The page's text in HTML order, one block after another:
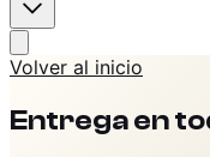
Volver al inicio
Entrega en